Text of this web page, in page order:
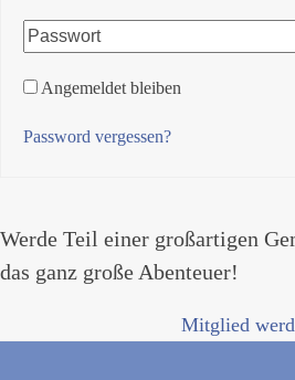
Angemeldet bleiben
Password vergessen?
Werde Teil einer großartigen
das ganz große Abenteuer!
Mitglied